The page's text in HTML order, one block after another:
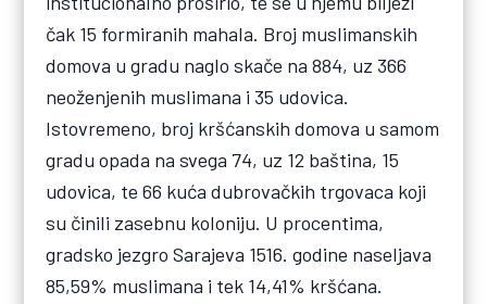
čak 15 formiranih mahala. Broj muslimanskih
domova u gradu naglo skače na 884, uz 366
neoženjenih muslimana i 35 udovica.
Istovremeno, broj kršćanskih domova u samom
gradu opada na svega 74, uz 12 baština, 15
udovica, te 66 kuća dubrovačkih trgovaca koji
su činili zasebnu koloniju. U procentima,
gradsko jezgro Sarajeva 1516. godine naseljava
85,59% muslimana i tek 14,41% kršćana.